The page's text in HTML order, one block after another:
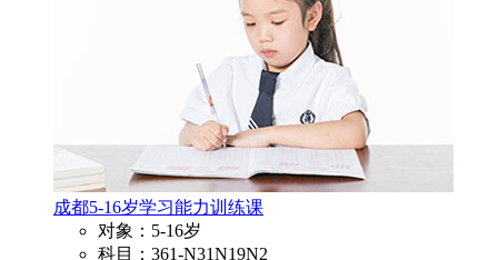
成都5-16岁学习能力训练课
对象：5-16岁
科目：361-N31N19N2